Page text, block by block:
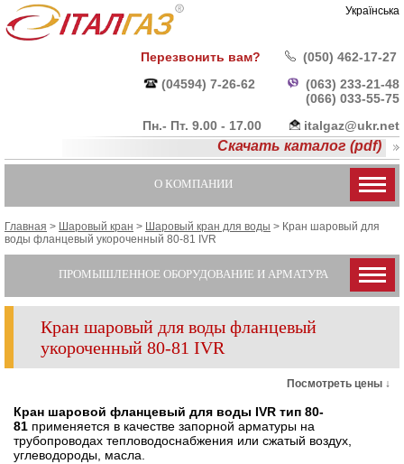
Українська
Перезвонить вам?
(050) 462-17-27
(04594) 7-26-62
(063) 233-21-48
(066) 033-55-75
Пн.- Пт. 9.00 - 17.00
italgaz@ukr.net
Скачать каталог (pdf)
О КОМПАНИИ
Главная > Шаровый кран > Шаровый кран для воды > Кран шаровый для
воды фланцевый укороченный 80-81 IVR
ПРОМЫШЛЕННОЕ ОБОРУДОВАНИЕ И АРМАТУРА
Кран шаровый для воды фланцевый
укороченный 80-81 IVR
Посмотреть цены ↓
Кран шаровой фланцевый для воды IVR тип 80-
81 применяется в качестве запорной арматуры на
трубопроводах тепловодоснабжения или сжатый воздух,
углеводороды, масла.